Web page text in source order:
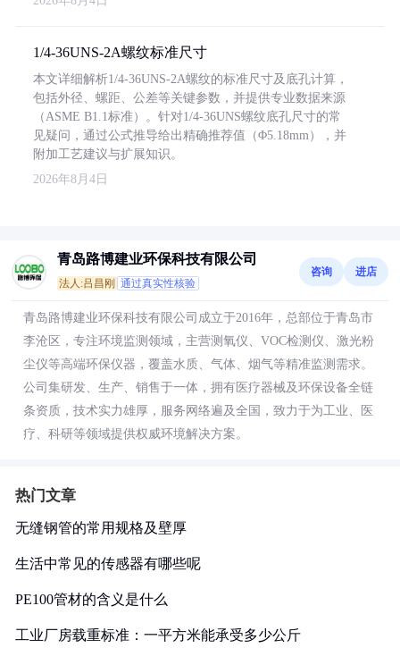
1/4-36UNS-2A螺纹标准尺寸
本文详细解析1/4-36UNS-2A螺纹的标准尺寸及底孔计算，
包括外径、螺距、公差等关键参数，并提供专业数据来源
（ASME B1.1标准）。针对1/4-36UNS螺纹底孔尺寸的常
见疑问，通过公式推导给出精确推荐值（Φ5.18mm），并
附加工艺建议与扩展知识。
2026年8月4日
青岛路博建业环保科技有限公司
法人:吕昌刚 通过真实性核验
咨询 进店
青岛路博建业环保科技有限公司成立于2016年，总部位于青岛市
李沧区，专注环境监测领域，主营测氧仪、VOC检测仪、激光粉
尘仪等高端环保仪器，覆盖水质、气体、烟气等精准监测需求。
公司集研发、生产、销售于一体，拥有医疗器械及环保设备全链
条资质，技术实力雄厚，服务网络遍及全国，致力于为工业、医
疗、科研等领域提供权威环境解决方案。
热门文章
无缝钢管的常用规格及壁厚
生活中常见的传感器有哪些呢
PE100管材的含义是什么
工业厂房载重标准：一平方米能承受多少公斤